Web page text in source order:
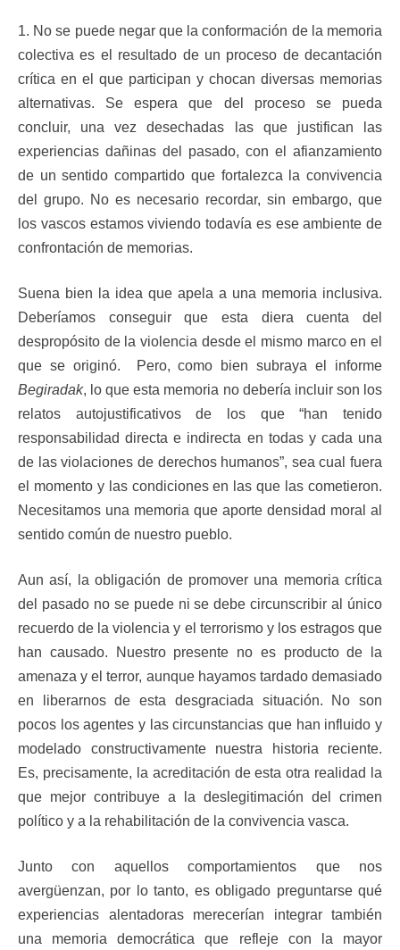
1. No se puede negar que la conformación de la memoria
colectiva es el resultado de un proceso de decantación
crítica en el que participan y chocan diversas memorias
alternativas. Se espera que del proceso se pueda
concluir, una vez desechadas las que justifican las
experiencias dañinas del pasado, con el afianzamiento
de un sentido compartido que fortalezca la convivencia
del grupo. No es necesario recordar, sin embargo, que
los vascos estamos viviendo todavía es ese ambiente de
confrontación de memorias.
Suena bien la idea que apela a una memoria inclusiva.
Deberíamos conseguir que esta diera cuenta del
despropósito de la violencia desde el mismo marco en el
que se originó. Pero, como bien subraya el informe
Begiradak, lo que esta memoria no debería incluir son los
relatos autojustificativos de los que “han tenido
responsabilidad directa e indirecta en todas y cada una
de las violaciones de derechos humanos”, sea cual fuera
el momento y las condiciones en las que las cometieron.
Necesitamos una memoria que aporte densidad moral al
sentido común de nuestro pueblo.
Aun así, la obligación de promover una memoria crítica
del pasado no se puede ni se debe circunscribir al único
recuerdo de la violencia y el terrorismo y los estragos que
han causado. Nuestro presente no es producto de la
amenaza y el terror, aunque hayamos tardado demasiado
en liberarnos de esta desgraciada situación. No son
pocos los agentes y las circunstancias que han influido y
modelado constructivamente nuestra historia reciente.
Es, precisamente, la acreditación de esta otra realidad la
que mejor contribuye a la deslegitimación del crimen
político y a la rehabilitación de la convivencia vasca.
Junto con aquellos comportamientos que nos
avergüenzan, por lo tanto, es obligado preguntarse qué
experiencias alentadoras merecerían integrar también
una memoria democrática que refleje con la mayor